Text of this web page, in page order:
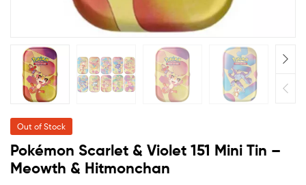
Out of Stock
Pokémon Scarlet & Violet 151 Mini Tin –
Meowth & Hitmonchan